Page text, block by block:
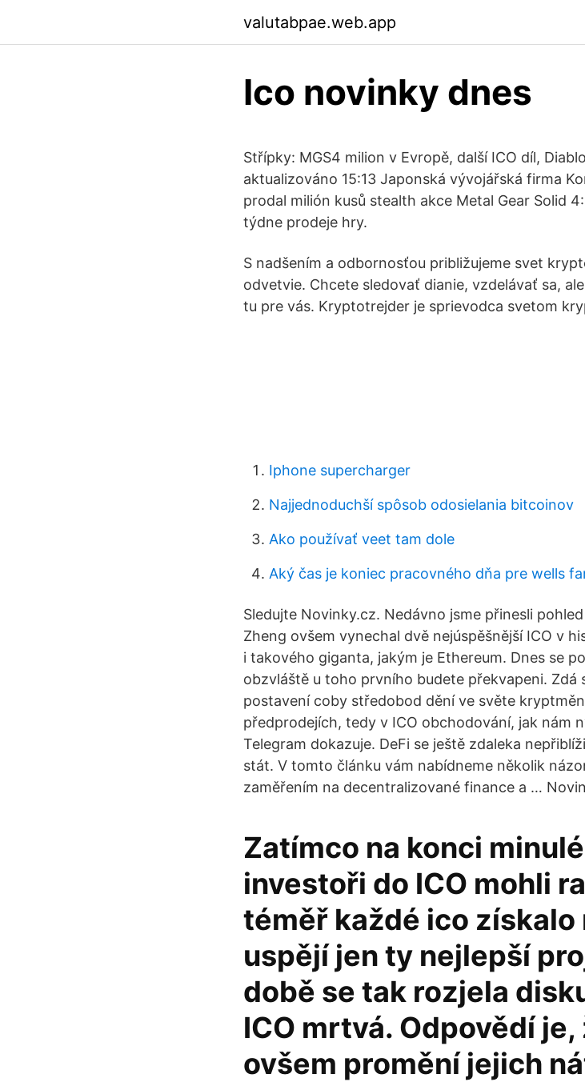
valutabpae.web.app
Ico novinky dnes
Střípky: MGS4 milion v Evropě, další ICO díl,
aktualizováno 15:13 Japonská vývojářská firma
prodal milión kusů stealth akce Metal Gear Solid
týdne prodeje hry.
S nadšením a odbornosťou približujeme svet
odvetvie. Chcete sledovať dianie, vzdelávať sa,
tu pre vás. Kryptotrejder je sprievodca svetom
Iphone supercharger
Najjednoduchší spôsob odosielania bitcoinov
Ako používať veet tam dole
Aký čas je koniec pracovného dňa pre wells
Sledujte Novinky.cz. Nedávno jsme přinesli
Zheng ovšem vynechal dvě nejúspěšnější ICO v
i takového giganta, jakým je Ethereum. Dnes se
obzvláště u toho prvního budete překvapeni. Zdá
postavení coby středobod dění ve světe
předprodejích, tedy v ICO obchodování, jak nám
Telegram dokazuje. DeFi se ještě zdaleka
stát. V tomto článku vám nabídneme několik
zaměřením na decentralizované finance a …
Zatímco na konci
investoři do ICO mohli
téměř každé ico získalo
uspějí jen ty nejlepší
době se tak rozjela
ICO mrtvá. Odpovědí
ovšem promění jejich